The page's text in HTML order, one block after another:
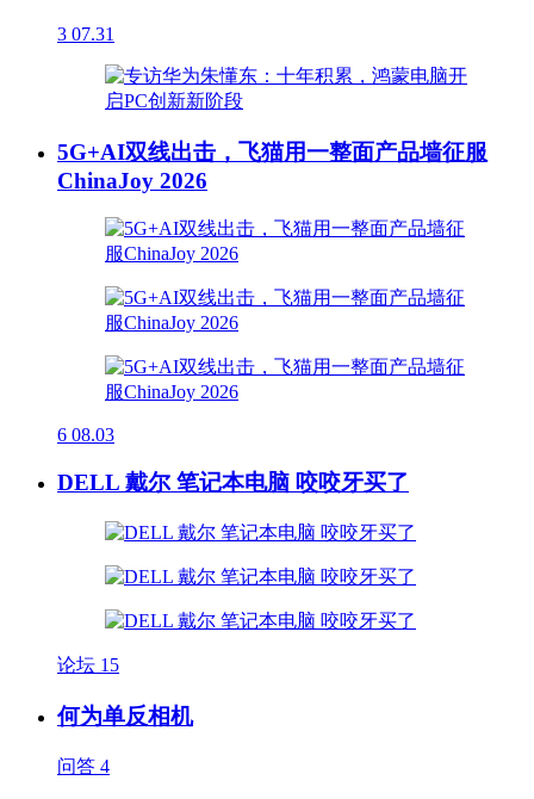
3 07.31
5G+AI双线出击，飞猫用一整面产品墙征服
ChinaJoy 2026
6 08.03
DELL 戴尔 笔记本电脑 咬咬牙买了
论坛 15
何为单反相机
问答 4